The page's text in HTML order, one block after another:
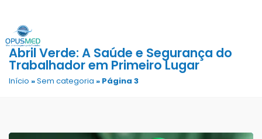
Abril Verde: A Saúde e Segurança do
Trabalhador em Primeiro Lugar
Início »Sem categoria » Página 3